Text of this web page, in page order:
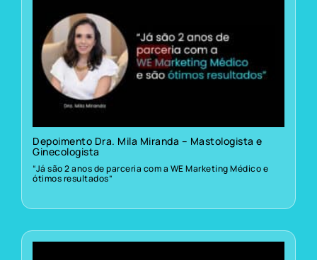
Depoimento Dra. Mila Miranda – Mastologista e
Ginecologista
“Já são 2 anos de parceria com a WE Marketing Médico e
ótimos resultados”